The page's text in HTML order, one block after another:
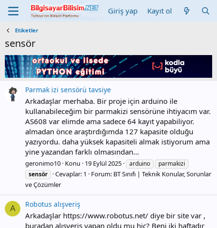
Giriş yap Kayıt ol
Etiketler
sensör
Parmak izi sensörü tavsiye
Arkadaşlar merhaba. Bir proje için arduino ile
kullanabileceğim bir parmakizi sensörüne ihtiyacım var.
AS608 var elimde ama sadece 64 kayıt yapabiliyor.
almadan önce araştırdığımda 127 kapasite olduğu
yazıyordu. daha yüksek kapasiteli almak istiyorum ama
yine yazandan farklı olmasından...
geronimo10 Konu 19 Eylül 2025 arduino
parmakizi
sensör
Cevaplar: 1 Forum: BT Sınıfı | Teknik Konular, Sorunlar
ve Çözümler
A Robotus alışveriş
Arkadaşlar https://www.robotus.net/ diye bir site var ,
buradan alışveriş yapan oldu mu hiç? Beni iki haftadır